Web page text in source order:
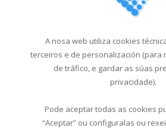
Noticias Relacionadas
A piscina de
formato
19/06/2026
O Multiusos
20/05/2026
A nosa web utiliza cookies
terceiros e de personalización (para
de tráfico, e gardar as súas
privacidade).
Pode aceptar todas as cookies
“Aceptar” ou configuralas ou